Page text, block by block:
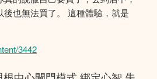
也無法買了。 這種體驗，就是
3442